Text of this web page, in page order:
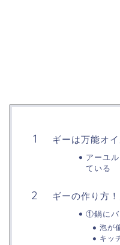
ギーは万能オ
アーユ
ている
ギーの作り方
①鍋にバ
泡が
キッ